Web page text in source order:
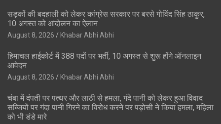
सड़कों की बदहाली को लेकर कांग्रेस सरकार पर बरसे गोविंद सिंह ठाकुर,
10 अगस्त को आंदोलन का ऐलान
August 8, 2026 Khabar Abhi Abhi
हिमाचल हाईकोर्ट में 388 पदों पर भर्ती, 10 अगस्त से शुरू होंगे ऑनलाइन
आवेदन
August 8, 2026 Khabar Abhi Abhi
चंबा में दंपती पर पत्थर और लाठी से हमला, गंदे पानी को लेकर हुआ विवाद
सब्जियों पर गंदा पानी गिरने का विरोध करने पर पड़ोसी ने किया हमला, महिला
को भी डंडे मारे